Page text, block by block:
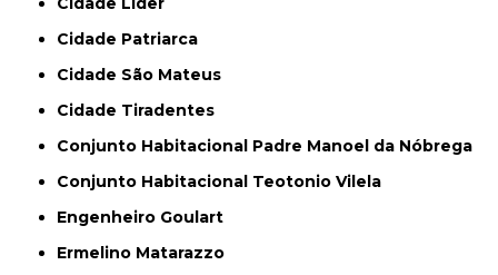
Cidade Patriarca
Cidade São Mateus
Cidade Tiradentes
Conjunto Habitacional Padre Manoel da Nóbrega
Conjunto Habitacional Teotonio Vilela
Engenheiro Goulart
Ermelino Matarazzo